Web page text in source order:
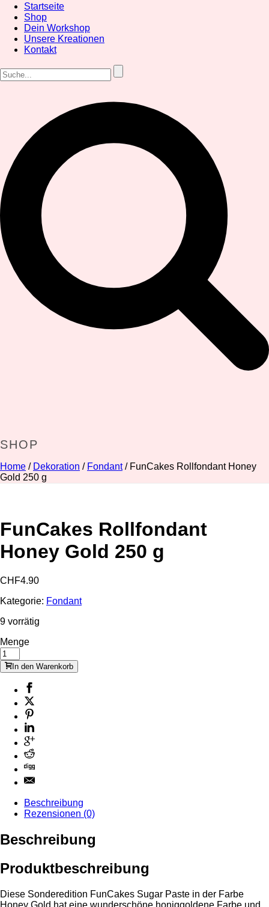
Startseite
Shop
Dein Workshop
Unsere Kreationen
Kontakt
SHOP
Home / Dekoration / Fondant/ FunCakes Rollfondant Honey
Gold 250 g
FunCakes Rollfondant
Honey Gold 250 g
CHF4.90
Kategorie: Fondant
9 vorrätig
Menge
In den Warenkorb
Beschreibung
Rezensionen (0)
Beschreibung
Produktbeschreibung
Diese Sonderedition FunCakes Sugar Paste in der Farbe
Honey Gold hat eine wunderschöne honiggoldene Farbe und